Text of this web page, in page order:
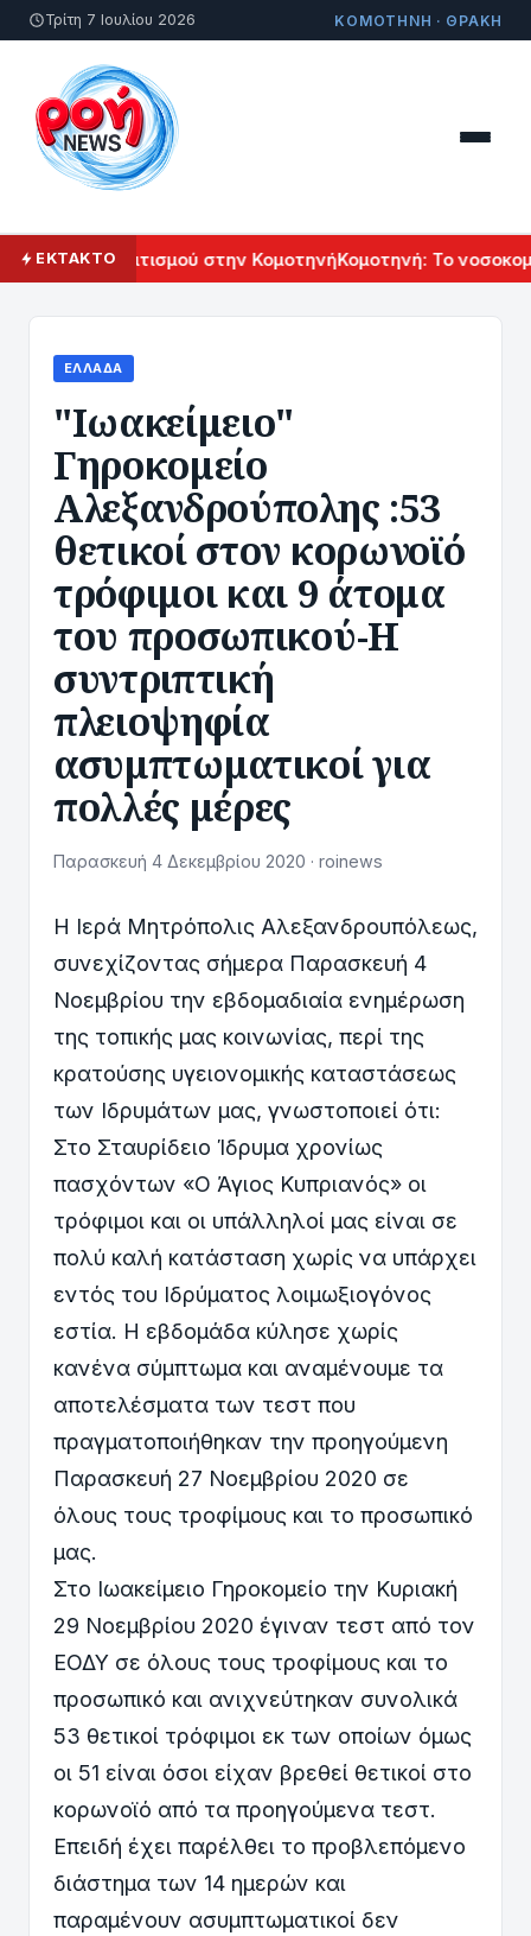
Τρίτη 7 Ιουλίου 2026 ΚΟΜΟΤΗΝΗ · ΘΡΑΚΗ
ΕΚΤΑΚΤΟΠολιτισμού στην ΚομοτηνήΚομοτηνή: Το
ΕΛΛΆΔΑ
"Ιωακείμειο"
Γηροκομείο
Αλεξανδρούπολης :53
θετικοί στον κορωνοϊό
τρόφιμοι και 9 άτομα
του προσωπικού-Η
συντριπτική
πλειοψηφία
ασυμπτωματικοί για
πολλές μέρες
Παρασκευή 4 Δεκεμβρίου 2020 · roinews
Η Ιερά Μητρόπολις Αλεξανδρουπόλεως,
συνεχίζοντας σήμερα Παρασκευή 4
Νοεμβρίου την εβδομαδιαία ενημέρωση
της τοπικής μας κοινωνίας, περί της
κρατούσης υγειονομικής καταστάσεως
των Ιδρυμάτων μας, γνωστοποιεί ότι:
Στο Σταυρίδειο Ίδρυμα χρονίως
πασχόντων «Ο Άγιος Κυπριανός» οι
τρόφιμοι και οι υπάλληλοί μας είναι σε
πολύ καλή κατάσταση χωρίς να υπάρχει
εντός του Ιδρύματος λοιμωξιογόνος
εστία. Η εβδομάδα κύλησε χωρίς
κανένα σύμπτωμα και αναμένουμε τα
αποτελέσματα των τεστ που
πραγματοποιήθηκαν την προηγούμενη
Παρασκευή 27 Νοεμβρίου 2020 σε
όλους τους τροφίμους και το προσωπικό
μας.
Στο Ιωακείμειο Γηροκομείο την Κυριακή
29 Νοεμβρίου 2020 έγιναν τεστ από τον
ΕΟΔΥ σε όλους τους τροφίμους και το
προσωπικό και ανιχνεύτηκαν συνολικά
53 θετικοί τρόφιμοι εκ των οποίων όμως
οι 51 είναι όσοι είχαν βρεθεί θετικοί στο
κορωνοϊό από τα προηγούμενα τεστ.
Επειδή έχει παρέλθει το προβλεπόμενο
διάστημα των 14 ημερών και
παραμένουν ασυμπτωματικοί δεν